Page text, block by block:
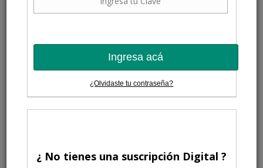
Ingresa acá
¿Olvidaste tu contraseña?
¿ No tienes una suscripción Digital ?